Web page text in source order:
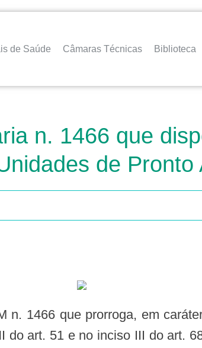
de Saúde Câmaras Técnicas Biblioteca
n. 1466 que
de Pronto
do art. 51 e no inciso III do art.